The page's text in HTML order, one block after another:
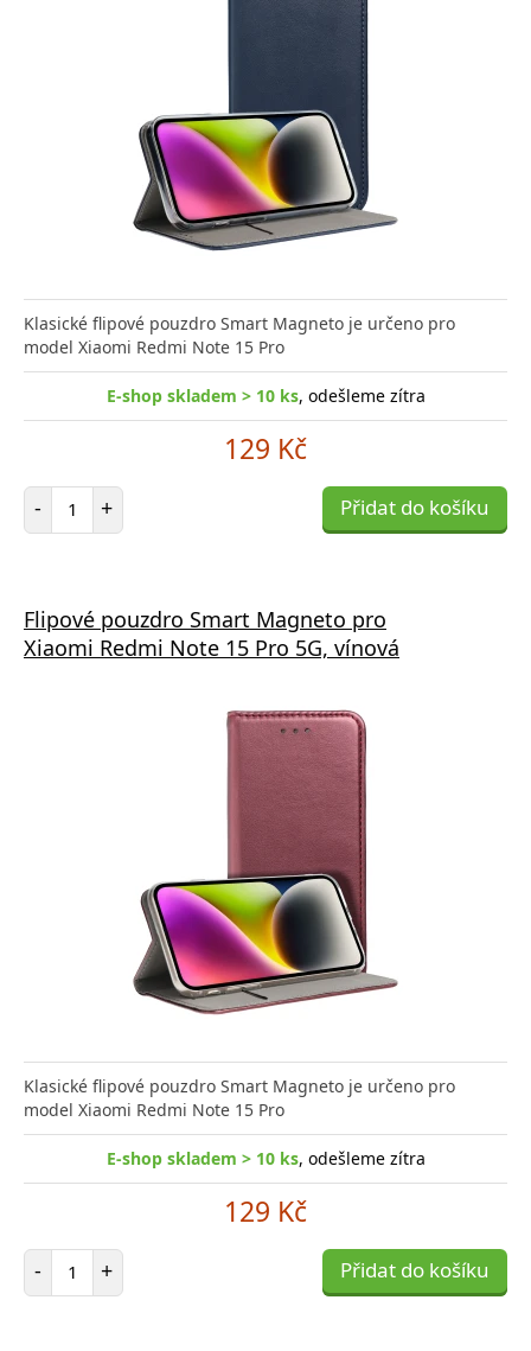
Klasické flipové pouzdro Smart Magneto je určeno pro
model Xiaomi Redmi Note 15 Pro
E-shop skladem > 10 ks, odešleme zítra
129 Kč
- Počet položek
+ Přidat do košíku
Flipové pouzdro Smart Magneto pro
Xiaomi Redmi Note 15 Pro 5G, vínová
Klasické flipové pouzdro Smart Magneto je určeno pro
model Xiaomi Redmi Note 15 Pro
E-shop skladem > 10 ks, odešleme zítra
129 Kč
- Počet položek
+ Přidat do košíku